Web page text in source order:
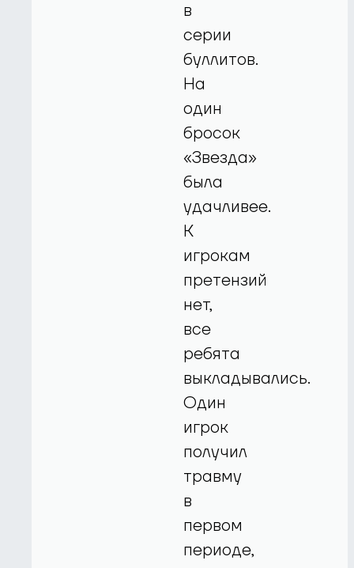
в
серии
буллитов.
На
один
бросок
«Звезда»
была
удачливее.
К
игрокам
претензий
нет,
все
ребята
выкладывались.
Один
игрок
получил
травму
в
первом
периоде,